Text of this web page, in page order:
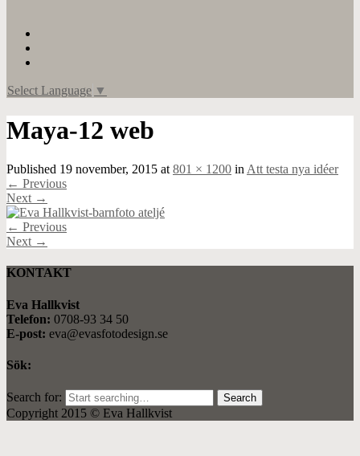
Select Language ▼
Maya-12 web
Published 19 november, 2015 at 801 × 1200 in Att testa nya idéer
← Previous
Next →
← Previous
Next →
KONTAKT
Eva Hallkvist
Telefon: 0708-93 34 50
E-post: eva@evasfotodesign.se
Sök:
Search for:
Copyright 2015 © Eva Hallkvist